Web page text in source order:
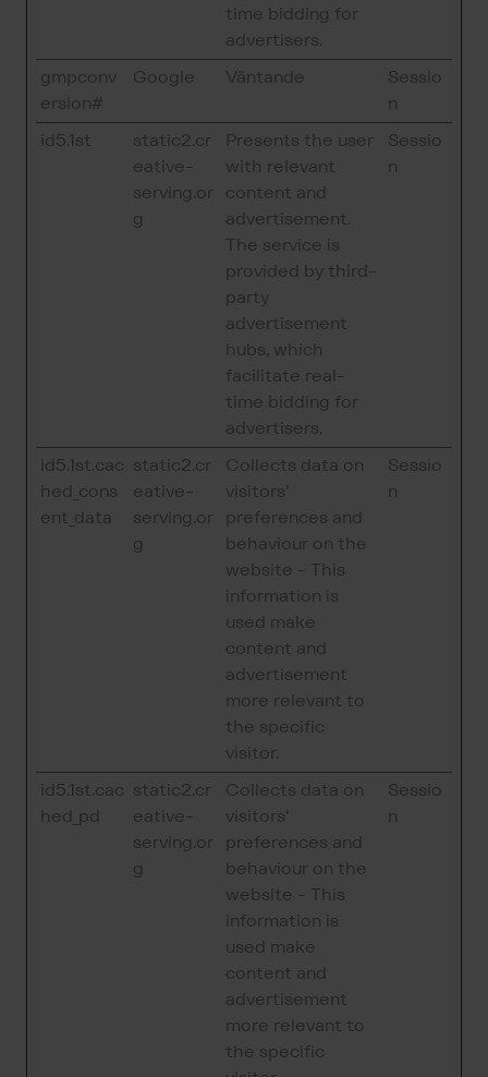
time bidding for
advertisers.
gmpconv
ersion#
Google Väntande
Sessio
n
id5.1st
static2.cr
eative-
serving.or
g
Presents the user
with relevant
content and
advertisement.
The service is
provided by third-
party
advertisement
hubs, which
facilitate real-
time bidding for
advertisers.
Sessio
n
id5.1st.cac
hed_cons
ent_data
static2.cr
eative-
serving.or
g
Collects data on
visitors'
preferences and
behaviour on the
website - This
information is
used make
content and
advertisement
more relevant to
the specific
visitor.
Sessio
n
id5.1st.cac
hed_pd
static2.cr
eative-
serving.or
g
Collects data on
visitors'
preferences and
behaviour on the
website - This
information is
used make
content and
advertisement
more relevant to
the specific
Sessio
n